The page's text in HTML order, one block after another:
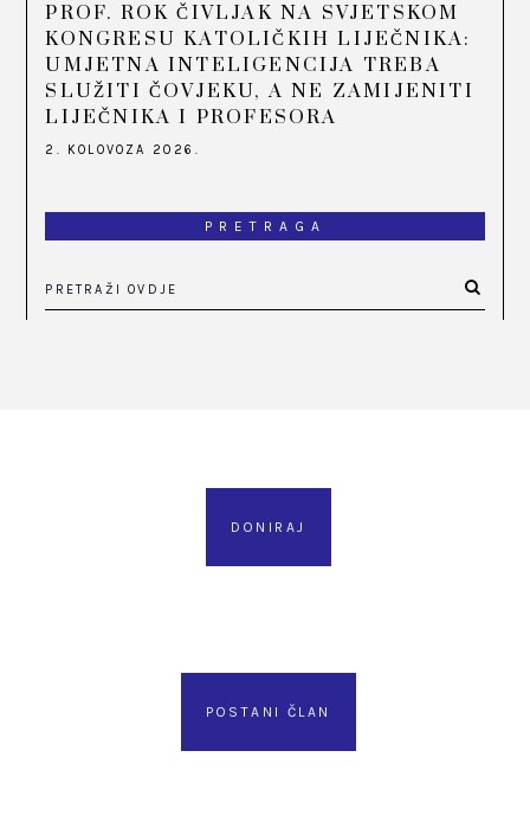
PROF. ROK ČIVLJAK NA SVJETSKOM
KONGRESU KATOLIČKIH LIJEČNIKA:
UMJETNA INTELIGENCIJA TREBA
SLUŽITI ČOVJEKU, A NE ZAMIJENITI
LIJEČNIKA I PROFESORA
2. KOLOVOZA 2026.
PRETRAGA
DONIRAJ
POSTANI ČLAN